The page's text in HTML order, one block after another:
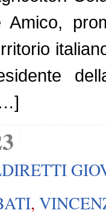
Amico,
,